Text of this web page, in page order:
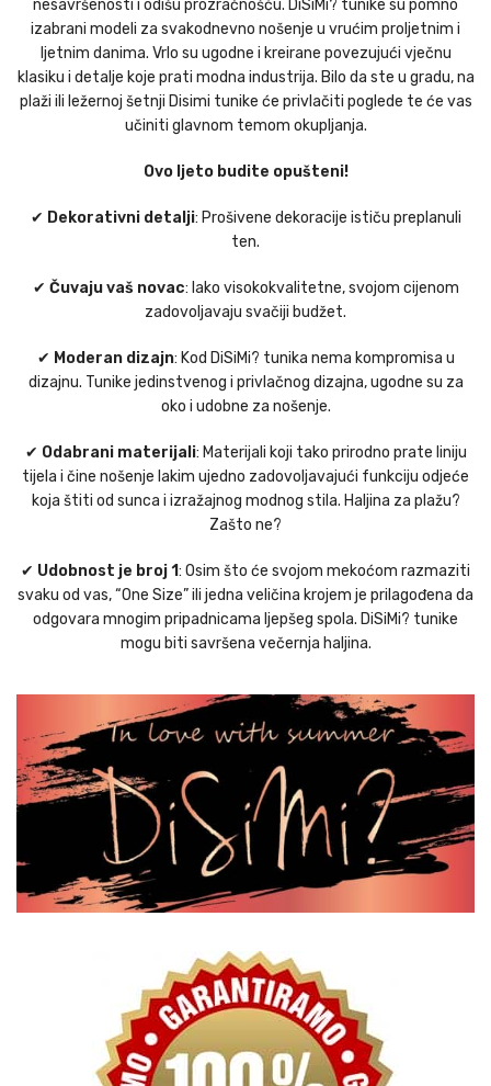
nesavršenosti i odišu prozračnošću. DiSiMi? tunike su pomno
izabrani modeli za svakodnevno nošenje u vrućim proljetnim i
ljetnim danima. Vrlo su ugodne i kreirane povezujući vječnu
klasiku i detalje koje prati modna industrija. Bilo da ste u gradu, na
plaži ili ležernoj šetnji Disimi tunike će privlačiti poglede te će vas
učiniti glavnom temom okupljanja.
Ovo ljeto budite opušteni!
✔ Dekorativni detalji: Prošivene dekoracije ističu preplanuli
ten.
✔ Čuvaju vaš novac: Iako visokokvalitetne, svojom cijenom
zadovoljavaju svačiji budžet.
✔ Moderan dizajn: Kod DiSiMi? tunika nema kompromisa u
dizajnu. Tunike jedinstvenog i privlačnog dizajna, ugodne su za
oko i udobne za nošenje.
✔ Odabrani materijali: Materijali koji tako prirodno prate liniju
tijela i čine nošenje lakim ujedno zadovoljavajući funkciju odjeće
koja štiti od sunca i izražajnog modnog stila. Haljina za plažu?
Zašto ne?
✔ Udobnost je broj 1: Osim što će svojom mekoćom razmaziti
svaku od vas, “One Size” ili jedna veličina krojem je prilagođena da
odgovara mnogim pripadnicama ljepšeg spola. DiSiMi? tunike
mogu biti savršena večernja haljina.